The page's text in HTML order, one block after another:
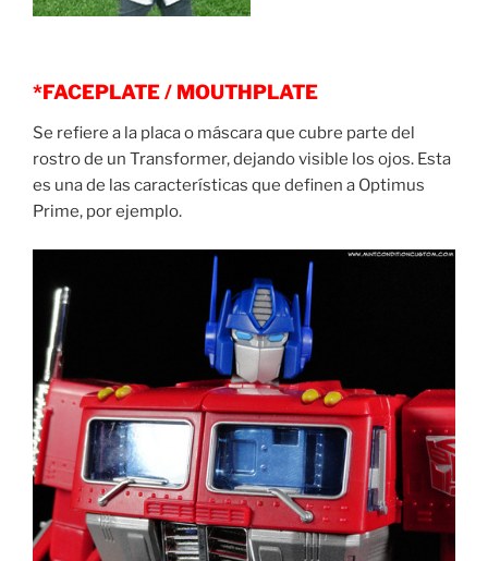
*FACEPLATE / MOUTHPLATE
Se refiere a la placa o máscara que cubre parte del
rostro de un Transformer, dejando visible los ojos. Esta
es una de las características que definen a Optimus
Prime, por ejemplo.